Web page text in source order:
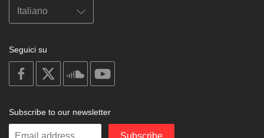
Seguici su
on
facebook
soundcloud
Subscribe to our newsletter
Enter
Subscribe